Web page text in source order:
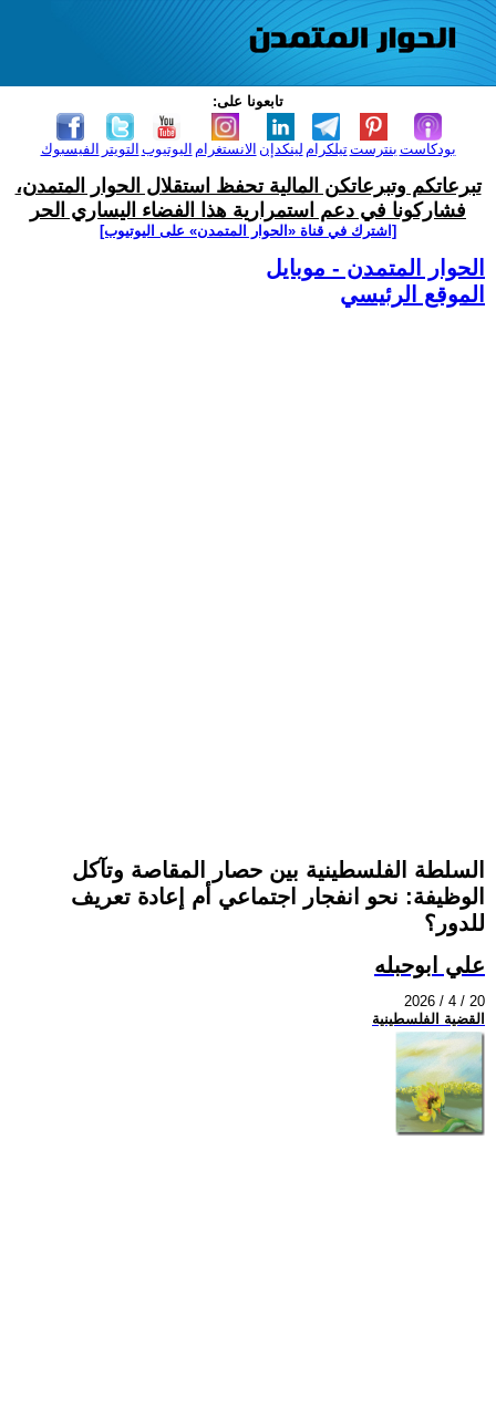
تابعونا على:
الفيسبوك التويتر اليوتيوب الانستغرام لينكدإن تيلكرامبنترست بودكاست
تبرعاتكم وتبرعاتكن المالية تحفظ استقلال الحوار المتمدن،
فشاركونا في دعم استمرارية هذا الفضاء اليساري الحر
[اشترك في قناة ‫«الحوار المتمدن» على اليوتيوب]
الحوار المتمدن - موبايل
الموقع الرئيسي
السلطة الفلسطينية بين حصار المقاصة وتآكل
الوظيفة: نحو انفجار اجتماعي أم إعادة تعريف
للدور؟
علي ابوحبله
2026 / 4 / 20
القضية الفلسطينية